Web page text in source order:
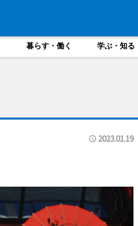
暮らす・働く 学ぶ・知る
2023.01.19